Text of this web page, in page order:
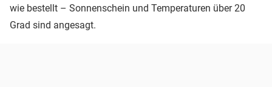
wie bestellt – Sonnenschein und Temperaturen über 20
Grad sind angesagt.